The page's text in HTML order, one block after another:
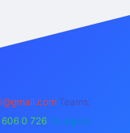
Teams:
0 726 Telegram: